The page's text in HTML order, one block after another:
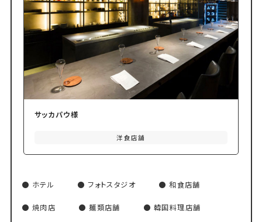
サッカパウ様
洋食店舗
ホテル フォトスタジオ 和食店舗
焼肉店 麺類店舗 韓国料理店舗